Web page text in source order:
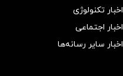
اخبار تکنولوژی
اخبار اجتماعی
اخبار سایر رسانه‌‌ها